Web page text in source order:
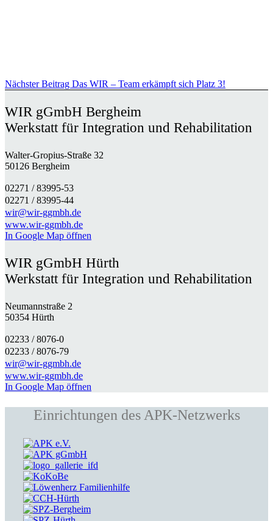
Nächster Beitrag Das WIR – Team erkämpft sich Platz 3!
WIR gGmbH Bergheim
Werkstatt für Integration und Rehabilitation
Walter-Gropius-Straße 32
50126 Bergheim
02271 / 83995-53
02271 / 83995-44
wir@wir-ggmbh.de
www.wir-ggmbh.de
In Google Map öffnen
WIR gGmbH Hürth
Werkstatt für Integration und Rehabilitation
Neumannstraße 2
50354 Hürth
02233 / 8076-0​
02233 / 8076-79
wir@wir-ggmbh.de
www.wir-ggmbh.de
In Google Map öffnen
Einrichtungen des APK-Netzwerks